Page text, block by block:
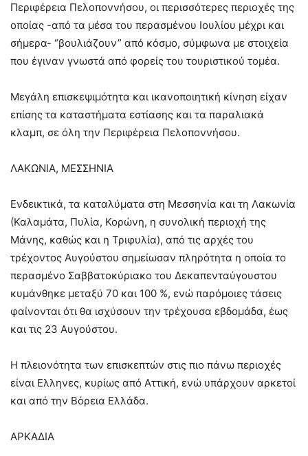
Περιφέρεια Πελοποννήσου, οι περισσότερες περιοχές της
οποίας -από τα μέσα του περασμένου Ιουλίου μέχρι και
σήμερα- “βουλιάζουν” από κόσμο, σύμφωνα με στοιχεία
που έγιναν γνωστά από φορείς του τουριστικού τομέα.
Μεγάλη επισκεψιμότητα και ικανοποιητική κίνηση είχαν
επίσης τα καταστήματα εστίασης και τα παραλιακά
κλαμπ, σε όλη την Περιφέρεια Πελοποννήσου.
ΛΑΚΩΝΙΑ, ΜΕΣΣΗΝΙΑ
Ενδεικτικά, τα καταλύματα στη Μεσσηνία και τη Λακωνία
(Καλαμάτα, Πυλία, Κορώνη, η συνολική περιοχή της
Μάνης, καθώς και η Τριφυλία), από τις αρχές του
τρέχοντος Αυγούστου σημείωσαν πληρότητα η οποία το
περασμένο Σαββατοκύριακο του Δεκαπενταύγουστου
κυμάνθηκε μεταξύ 70 και 100 %, ενώ παρόμοιες τάσεις
φαίνονται ότι θα ισχύσουν την τρέχουσα εβδομάδα, έως
και τις 23 Αυγούστου.
Η πλειονότητα των επισκεπτών στις πιο πάνω περιοχές
είναι Ελληνες, κυρίως από Αττική, ενώ υπάρχουν αρκετοί
και από την Βόρεια Ελλάδα.
ΑΡΚΑΔΙΑ